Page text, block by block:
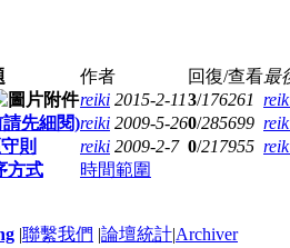
作者 回復/查看最
reiki 2015-2-113/176261
先細閱)reiki 2009-5-260/285699
則
reiki 2009-2-7 0/217955
方式
時間範圍
|聯繫我們 |論壇統計|Archiver